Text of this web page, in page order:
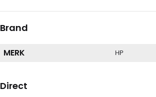
Brand
MERK HP
Direct